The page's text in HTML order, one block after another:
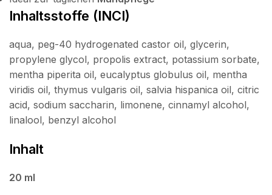
Inhaltsstoffe (INCI)
aqua, peg-40 hydrogenated castor oil, glycerin,
propylene glycol, propolis extract, potassium sorbate,
mentha piperita oil, eucalyptus globulus oil, mentha
viridis oil, thymus vulgaris oil, salvia hispanica oil, citric
acid, sodium saccharin, limonene, cinnamyl alcohol,
linalool, benzyl alcohol
Inhalt
20 ml